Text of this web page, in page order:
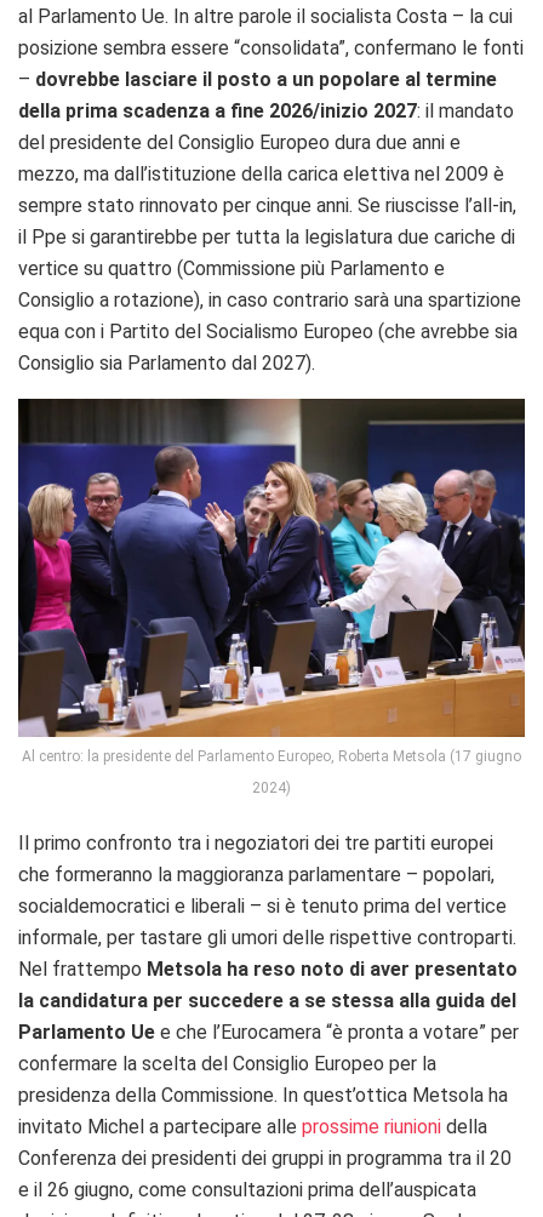
al Parlamento Ue. In altre parole il socialista Costa – la cui
posizione sembra essere “consolidata”, confermano le fonti
– dovrebbe lasciare il posto a un popolare al termine
della prima scadenza a fine 2026/inizio 2027: il mandato
del presidente del Consiglio Europeo dura due anni e
mezzo, ma dall’istituzione della carica elettiva nel 2009 è
sempre stato rinnovato per cinque anni. Se riuscisse l’all-in,
il Ppe si garantirebbe per tutta la legislatura due cariche di
vertice su quattro (Commissione più Parlamento e
Consiglio a rotazione), in caso contrario sarà una spartizione
equa con i Partito del Socialismo Europeo (che avrebbe sia
Consiglio sia Parlamento dal 2027).
Al centro: la presidente del Parlamento Europeo, Roberta Metsola (17 giugno
2024)
Il primo confronto tra i negoziatori dei tre partiti europei
che formeranno la maggioranza parlamentare – popolari,
socialdemocratici e liberali – si è tenuto prima del vertice
informale, per tastare gli umori delle rispettive controparti.
Nel frattempo Metsola ha reso noto di aver presentato
la candidatura per succedere a se stessa alla guida del
Parlamento Ue e che l’Eurocamera “è pronta a votare” per
confermare la scelta del Consiglio Europeo per la
presidenza della Commissione. In quest’ottica Metsola ha
invitato Michel a partecipare alle prossime riunioni della
Conferenza dei presidenti dei gruppi in programma tra il 20
e il 26 giugno, come consultazioni prima dell’auspicata